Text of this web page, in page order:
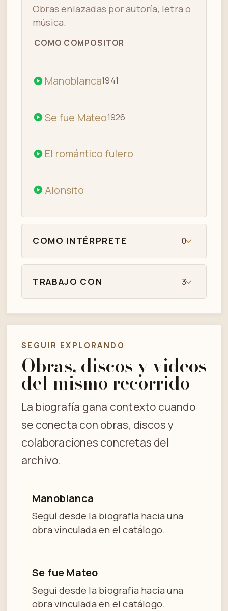
Obras enlazadas por autoría, letra o
música.
COMO COMPOSITOR
Manoblanca1941
Se fue Mateo1926
El romántico fulero
Alonsito
COMO INTÉRPRETE 0
TRABAJO CON 3
SEGUIR EXPLORANDO
Obras, discos y videos
del mismo recorrido
La biografía gana contexto cuando
se conecta con obras, discos y
colaboraciones concretas del
archivo.
Manoblanca
Seguí desde la biografía hacia una
obra vinculada en el catálogo.
Se fue Mateo
Seguí desde la biografía hacia una
obra vinculada en el catálogo.